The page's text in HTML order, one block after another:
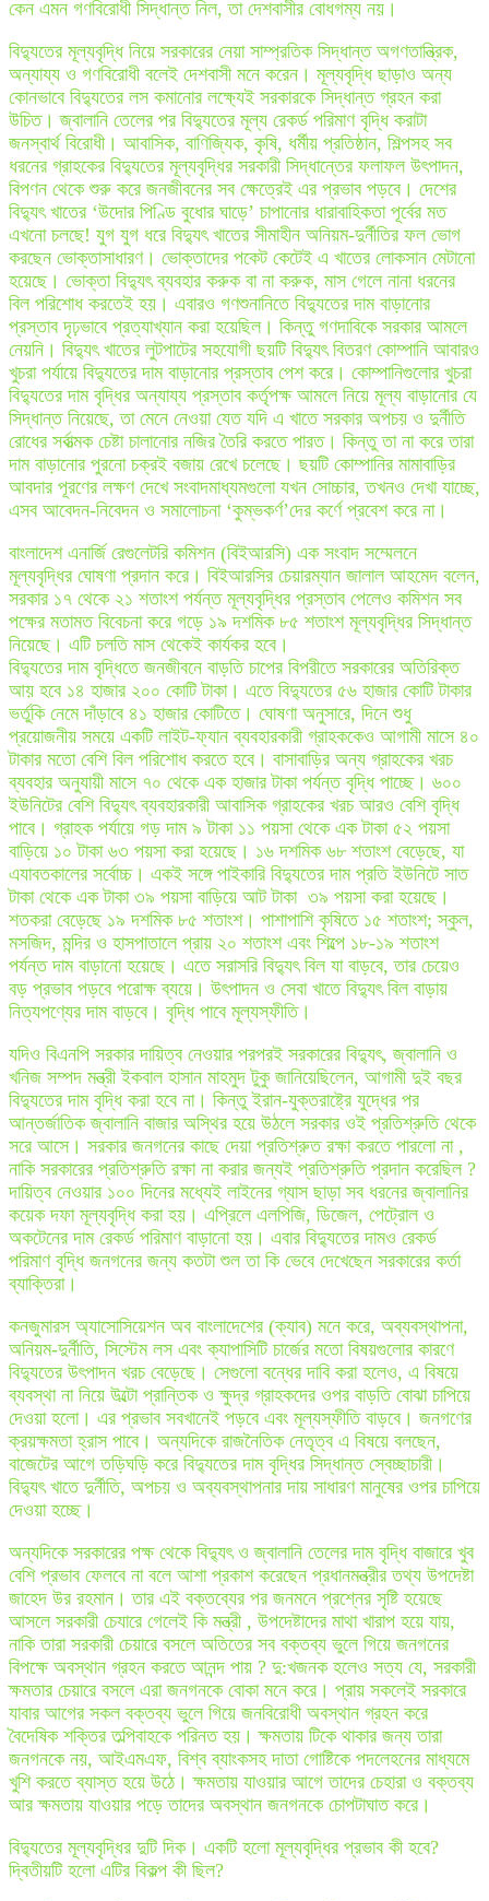
কেন এমন গণবিরোধী সিদ্ধান্ত নিল, তা দেশবাসীর বোধগম্য নয়।
বিদ্যুতের মূল্যবৃদ্ধি নিয়ে সরকারের নেয়া সাম্প্রতিক সিদ্ধান্ত অগণতান্ত্রিক,
অন্যায্য ও গণবিরোধী বলেই দেশবাসী মনে করেন। মূল্যবৃদ্ধি ছাড়াও অন্য
কোনভাবে বিদ্যুতের লস কমানোর লক্ষ্যেই সরকারকে সিদ্ধান্ত গ্রহন করা
উচিত। জ্বালানি তেলের পর বিদ্যুতের মূল্য রেকর্ড পরিমাণ বৃদ্ধি করাটা
জনস্বার্থ বিরোধী। আবাসিক, বাণিজ্যিক, কৃষি, ধর্মীয় প্রতিষ্ঠান, শিল্পসহ সব
ধরনের গ্রাহকের বিদ্যুতের মূল্যবৃদ্ধির সরকারী সিদ্ধান্তের ফলাফল উৎপাদন,
বিপণন থেকে শুরু করে জনজীবনের সব ক্ষেত্রেই এর প্রভাব পড়বে। দেশের
বিদ্যুৎ খাতের ‘উদোর পিণ্ডি বুধোর ঘাড়ে’ চাপানোর ধারাবাহিকতা পূর্বের মত
এখনো চলছে! যুগ যুগ ধরে বিদ্যুৎ খাতের সীমাহীন অনিয়ম-দুর্নীতির ফল ভোগ
করছেন ভোক্তাসাধারণ। ভোক্তাদের পকেট কেটেই এ খাতের লোকসান মেটানো
হয়েছে। ভোক্তা বিদ্যুৎ ব্যবহার করুক বা না করুক, মাস গেলে নানা ধরনের
বিল পরিশোধ করতেই হয়। এবারও গণশুনানিতে বিদ্যুতের দাম বাড়ানোর
প্রস্তাব দৃঢ়ভাবে প্রত্যাখ্যান করা হয়েছিল। কিন্তু গণদাবিকে সরকার আমলে
নেয়নি। বিদ্যুৎ খাতের লুটপাটের সহযোগী ছয়টি বিদ্যুৎ বিতরণ কোম্পানি আবারও
খুচরা পর্যায়ে বিদ্যুতের দাম বাড়ানোর প্রস্তাব পেশ করে। কোম্পানিগুলোর খুচরা
বিদ্যুতের দাম বৃদ্ধির অন্যায্য প্রস্তাব কর্তৃপক্ষ আমলে নিয়ে মূল্য বাড়ানোর যে
সিদ্ধান্ত নিয়েছে, তা মেনে নেওয়া যেত যদি এ খাতে সরকার অপচয় ও দুর্নীতি
রোধের সর্বাত্মক চেষ্টা চালানোর নজির তৈরি করতে পারত। কিন্তু তা না করে তারা
দাম বাড়ানোর পুরনো চক্রই বজায় রেখে চলেছে। ছয়টি কোম্পানির মামাবাড়ির
আবদার পূরণের লক্ষণ দেখে সংবাদমাধ্যমগুলো যখন সোচ্চার, তখনও দেখা যাচ্ছে,
এসব আবেদন-নিবেদন ও সমালোচনা ‘কুম্ভকর্ণ’দের কর্ণে প্রবেশ করে না।
বাংলাদেশ এনার্জি রেগুলেটরি কমিশন (বিইআরসি) এক সংবাদ সম্মেলনে
মূল্যবৃদ্ধির ঘোষণা প্রদান করে। বিইআরসির চেয়ারম্যান জালাল আহমেদ বলেন,
সরকার ১৭ থেকে ২১ শতাংশ পর্যন্ত মূল্যবৃদ্ধির প্রস্তাব পেলেও কমিশন সব
পক্ষের মতামত বিবেচনা করে গড়ে ১৯ দশমিক ৮৫ শতাংশ মূল্যবৃদ্ধির সিদ্ধান্ত
নিয়েছে। এটি চলতি মাস থেকেই কার্যকর হবে।
বিদ্যুতের দাম বৃদ্ধিতে জনজীবনে বাড়তি চাপের বিপরীতে সরকারের অতিরিক্ত
আয় হবে ১৪ হাজার ২০০ কোটি টাকা। এতে বিদ্যুতের ৫৬ হাজার কোটি টাকার
ভর্তুকি নেমে দাঁড়াবে ৪১ হাজার কোটিতে। ঘোষণা অনুসারে, দিনে শুধু
প্রয়োজনীয় সময়ে একটি লাইট-ফ্যান ব্যবহারকারী গ্রাহককেও আগামী মাসে ৪০
টাকার মতো বেশি বিল পরিশোধ করতে হবে। বাসাবাড়ির অন্য গ্রাহকের খরচ
ব্যবহার অনুযায়ী মাসে ৭০ থেকে এক হাজার টাকা পর্যন্ত বৃদ্ধি পাচ্ছে। ৬০০
ইউনিটের বেশি বিদ্যুৎ ব্যবহারকারী আবাসিক গ্রাহকের খরচ আরও বেশি বৃদ্ধি
পাবে। গ্রাহক পর্যায়ে গড় দাম ৯ টাকা ১১ পয়সা থেকে এক টাকা ৫২ পয়সা
বাড়িয়ে ১০ টাকা ৬৩ পয়সা করা হয়েছে। ১৬ দশমিক ৬৮ শতাংশ বেড়েছে, যা
এযাবতকালের সর্বোচ্চ। একই সঙ্গে পাইকারি বিদ্যুতের দাম প্রতি ইউনিটে সাত
টাকা থেকে এক টাকা ৩৯ পয়সা বাড়িয়ে আট টাকা ৩৯ পয়সা করা হয়েছে।
শতকরা বেড়েছে ১৯ দশমিক ৮৫ শতাংশ। পাশাপাশি কৃষিতে ১৫ শতাংশ; স্কুল,
মসজিদ, মন্দির ও হাসপাতালে প্রায় ২০ শতাংশ এবং শিল্পে ১৮-১৯ শতাংশ
পর্যন্ত দাম বাড়ানো হয়েছে। এতে সরাসরি বিদ্যুৎ বিল যা বাড়বে, তার চেয়েও
বড় প্রভাব পড়বে পরোক্ষ ব্যয়ে। উৎপাদন ও সেবা খাতে বিদ্যুৎ বিল বাড়ায়
নিত্যপণ্যের দাম বাড়বে। বৃদ্ধি পাবে মূল্যস্ফীতি।
যদিও বিএনপি সরকার দায়িত্ব নেওয়ার পরপরই সরকারের বিদ্যুৎ, জ্বালানি ও
খনিজ সম্পদ মন্ত্রী ইকবাল হাসান মাহমুদ টুকু জানিয়েছিলেন, আগামী দুই বছর
বিদ্যুতের দাম বৃদ্ধি করা হবে না। কিন্তু ইরান-যুক্তরাষ্ট্রে যুদ্ধের পর
আন্তর্জাতিক জ্বালানি বাজার অস্থির হয়ে উঠলে সরকার ওই প্রতিশ্রুতি থেকে
সরে আসে। সরকার জনগনের কাছে দেয়া প্রতিশ্রুত রক্ষা করতে পারলো না ,
নাকি সরকারের প্রতিশ্রুতি রক্ষা না করার জন্যই প্রতিশ্রুতি প্রদান করেছিল ?
দায়িত্ব নেওয়ার ১০০ দিনের মধ্যেই লাইনের গ্যাস ছাড়া সব ধরনের জ্বালানির
কয়েক দফা মূল্যবৃদ্ধি করা হয়। এপ্রিলে এলপিজি, ডিজেল, পেট্রোল ও
অকটেনের দাম রেকর্ড পরিমাণ বাড়ানো হয়। এবার বিদ্যুতের দামও রেকর্ড
পরিমাণ বৃদ্ধি জনগনের জন্য কতটা শুল তা কি ভেবে দেখেছেন সরকারের কর্তা
ব্যাক্তিরা।
কনজুমারস অ্যাসোসিয়েশন অব বাংলাদেশের (ক্যাব) মনে করে, অব্যবস্থাপনা,
অনিয়ম-দুর্নীতি, সিস্টেম লস এবং ক্যাপাসিটি চার্জের মতো বিষয়গুলোর কারণে
বিদ্যুতের উৎপাদন খরচ বেড়েছে। সেগুলো বন্ধের দাবি করা হলেও, এ বিষয়ে
ব্যবস্থা না নিয়ে উল্টো প্রান্তিক ও ক্ষুদ্র গ্রাহকদের ওপর বাড়তি বোঝা চাপিয়ে
দেওয়া হলো। এর প্রভাব সবখানেই পড়বে এবং মূল্যস্ফীতি বাড়বে। জনগণের
ক্রয়ক্ষমতা হ্রাস পাবে। অন্যদিকে রাজনৈতিক নেতৃত্ব এ বিষয়ে বলছেন,
বাজেটের আগে তড়িঘড়ি করে বিদ্যুতের দাম বৃদ্ধির সিদ্ধান্ত স্বেচ্ছাচারী।
বিদ্যুৎ খাতে দুর্নীতি, অপচয় ও অব্যবস্থাপনার দায় সাধারণ মানুষের ওপর চাপিয়ে
দেওয়া হচ্ছে।
অন্যদিকে সরকারের পক্ষ থেকে বিদ্যুৎ ও জ্বালানি তেলের দাম বৃদ্ধি বাজারে খুব
বেশি প্রভাব ফেলবে না বলে আশা প্রকাশ করেছেন প্রধানমন্ত্রীর তথ্য উপদেষ্টা
জাহেদ উর রহমান। তার এই বক্তব্যের পর জনমনে প্রশ্নের সৃষ্টি হয়েছে
আসলে সরকারী চেযারে গেলেই কি মন্ত্রী , উপদেষ্টাদের মাথা খারাপ হয়ে যায়,
নাকি তারা সরকারী চেয়ারে বসলে অতিতের সব বক্তব্য ভুলে গিয়ে জনগনের
বিপক্ষে অবস্থান গ্রহন করতে আনন্দ পায় ? দু:খজনক হলেও সত্য যে, সরকারী
ক্ষমতার চেয়ারে বসলে এরা জনগনকে বোকা মনে করে। প্রায় সকলেই সরকারে
যাবার আগের সকল বক্তব্য ভুলে গিয়ে জনবিরোধী অবস্থান গ্রহন করে
বৈদেষিক শক্তির তল্পিবাহকে পরিনত হয়। ক্ষমতায় টিকে থাকার জন্য তারা
জনগনকে নয়, আইএমএফ, বিশ্ব ব্যাংকসহ দাতা গোষ্টিকে পদলেহনের মাধ্যমে
খুশি করতে ব্যাস্ত হয়ে উঠে। ক্ষমতায় যাওয়ার আগে তাদের চেহারা ও বক্তব্য
আর ক্ষমতায় যাওয়ার পড়ে তাদের অবস্থান জনগনকে চোপটাঘাত করে।
বিদ্যুতের মূল্যবৃদ্ধির দুটি দিক। একটি হলো মূল্যবৃদ্ধির প্রভাব কী হবে?
দ্বিতীয়টি হলো এটির বিকল্প কী ছিল?